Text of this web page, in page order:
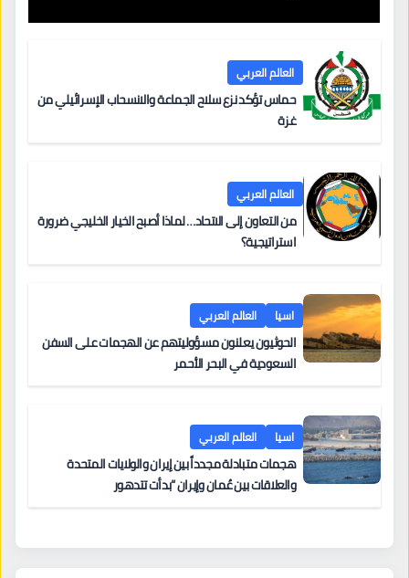
العالم العربي
حماس تؤكد نزع سلاح الجماعة والانسحاب الإسرائيلي من
غزة
العالم العربي
من التعاون إلى الاتحاد… لماذا أصبح الخيار الخليجي ضرورة
استراتيجية؟
اسيا العالم العربي
الحوثيون يعلنون مسؤوليتهم عن الهجمات على السفن
السعودية في البحر الأحمر
اسيا العالم العربي
هجمات متبادلة مجدداً بين إيران والولايات المتحدة
والعلاقات بين عُمان وإيران “بدأت تتدهور